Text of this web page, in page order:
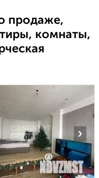
продаже,
комнаты,
›